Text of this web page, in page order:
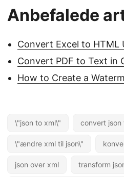
Anbefalede
Convert Excel to HTML
Convert PDF to Text in
How to Create a
\"json to xml\" convert json
\"ændre xml til json\"
json over xml transform